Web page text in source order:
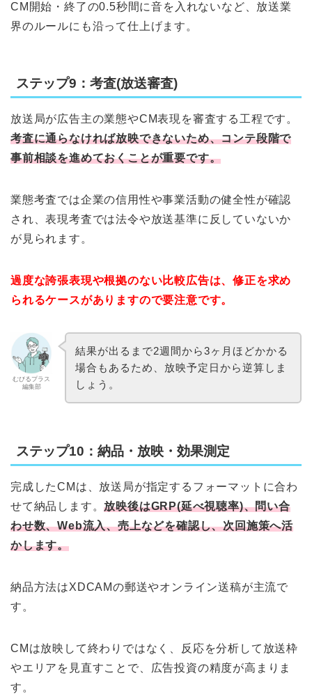
CM開始・終了の0.5秒間に音を入れないなど、放送業
界のルールにも沿って仕上げます。
ステップ9：考査(放送審査)
放送局が広告主の業態やCM表現を審査する工程です。
考査に通らなければ放映できないため、コンテ段階で
事前相談を進めておくことが重要です。
業態考査では企業の信用性や事業活動の健全性が確認
され、表現考査では法令や放送基準に反していないか
が見られます。
過度な誇張表現や根拠のない比較広告は、修正を求め
られるケースがありますので要注意です。
むびるプラス
編集部
結果が出るまで2週間から3ヶ月ほどかかる
場合もあるため、放映予定日から逆算しま
しょう。
ステップ10：納品・放映・効果測定
完成したCMは、放送局が指定するフォーマットに合わ
せて納品します。放映後はGRP(延べ視聴率)、問い合
わせ数、Web流入、売上などを確認し、次回施策へ活
かします。
納品方法はXDCAMの郵送やオンライン送稿が主流で
す。
CMは放映して終わりではなく、反応を分析して放送枠
やエリアを見直すことで、広告投資の精度が高まりま
す。